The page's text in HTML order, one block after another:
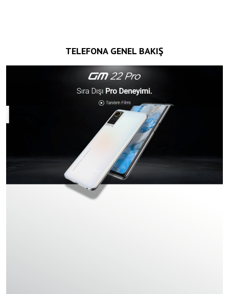
TELEFONA GENEL BAKIŞ